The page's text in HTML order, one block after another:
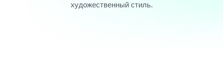
художественный стиль.